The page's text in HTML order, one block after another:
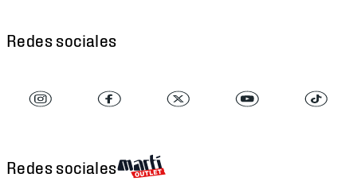
Redes sociales
Redes sociales